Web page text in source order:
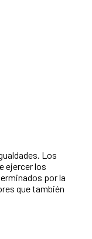
Los
ejercer los
por la
que también